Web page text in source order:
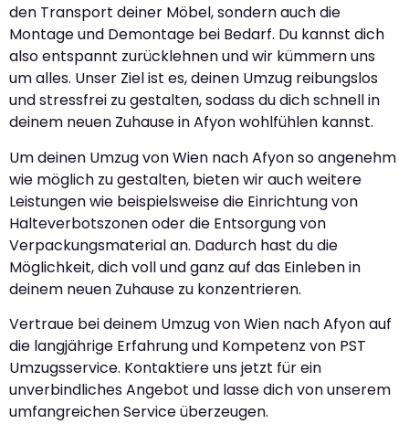
den Transport deiner Möbel, sondern auch die
Montage und Demontage bei Bedarf. Du kannst dich
also entspannt zurücklehnen und wir kümmern uns
um alles. Unser Ziel ist es, deinen Umzug reibungslos
und stressfrei zu gestalten, sodass du dich schnell in
deinem neuen Zuhause in Afyon wohlfühlen kannst.
Um deinen Umzug von Wien nach Afyon so angenehm
wie möglich zu gestalten, bieten wir auch weitere
Leistungen wie beispielsweise die Einrichtung von
Halteverbotszonen oder die Entsorgung von
Verpackungsmaterial an. Dadurch hast du die
Möglichkeit, dich voll und ganz auf das Einleben in
deinem neuen Zuhause zu konzentrieren.
Vertraue bei deinem Umzug von Wien nach Afyon auf
die langjährige Erfahrung und Kompetenz von PST
Umzugsservice. Kontaktiere uns jetzt für ein
unverbindliches Angebot und lasse dich von unserem
umfangreichen Service überzeugen.